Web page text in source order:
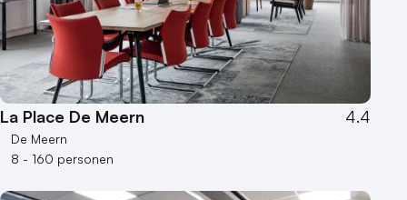
La Place De Meern 4.4
De Meern
8 - 160 personen